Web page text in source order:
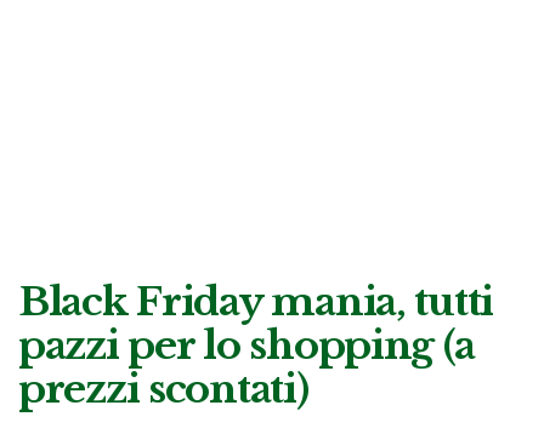
Black Friday mania, tutti
pazzi per lo shopping (a
prezzi scontati)